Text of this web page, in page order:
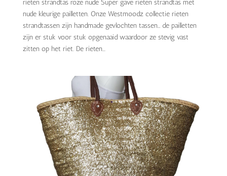
rieten strandtas roze nude Super gave rieten strandtas met
nude kleurige pailletten. Onze Westmoodz collectie rieten
strandtassen zijn handmade gevlochten tassen… de pailletten
zijn er stuk voor stuk opgenaaid waardoor ze stevig vast
zitten op het riet. De rieten...